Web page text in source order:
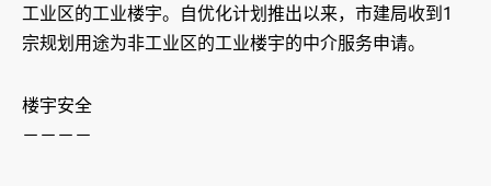
工业区的工业楼宇。自优化计划推出以来，市建局收到1
宗规划用途为非工业区的工业楼宇的中介服务申请。
楼宇安全
－－－－